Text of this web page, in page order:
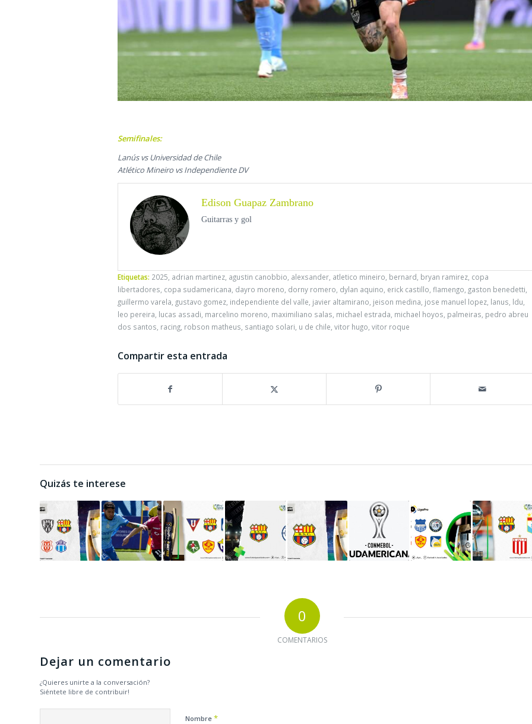
Semifinales:
Lanús vs Universidad de Chile
Atlético Mineiro vs Independiente DV
Edison Guapaz Zambrano
Guitarras y gol
Etiquetas: 2025 adrian martinez agustin canobbio alexsander atletico mineiro bernard bryan ramirez copa
libertadores copa sudamericana dayro moreno dorny romero dylan aquino erick castillo flamengo gaston benedetti
guillermo varela gustavo gomez independiente del valle javier altamirano jeison medina jose manuel lopez lanus ldu
leo pereira lucas assadi marcelino moreno maximiliano salas michael estrada michael hoyos palmeiras pedro abreu
dos santos racing robson matheus santiago solari u de chile vitor hugo vitor roque
Compartir esta entrada
Quizás te interese
0
COMENTARIOS
Dejar un comentario
¿Quieres unirte a la conversación?
Siéntete libre de contribuir!
Nombre *